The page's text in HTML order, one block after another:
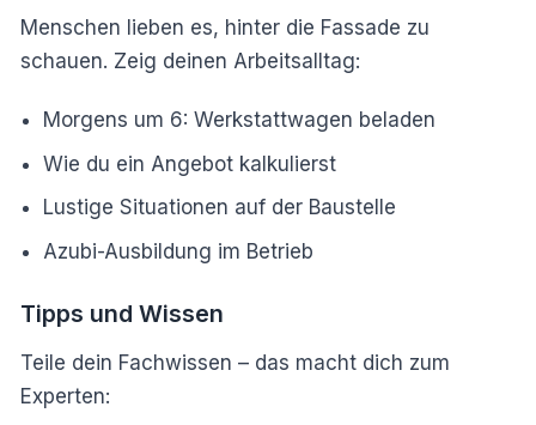
Menschen lieben es, hinter die Fassade zu
schauen. Zeig deinen Arbeitsalltag:
Morgens um 6: Werkstattwagen beladen
Wie du ein Angebot kalkulierst
Lustige Situationen auf der Baustelle
Azubi-Ausbildung im Betrieb
Tipps und Wissen
Teile dein Fachwissen – das macht dich zum
Experten: